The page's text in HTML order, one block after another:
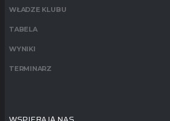
WŁADZE KLUBU
TABELA
WYNIKI
TERMINARZ